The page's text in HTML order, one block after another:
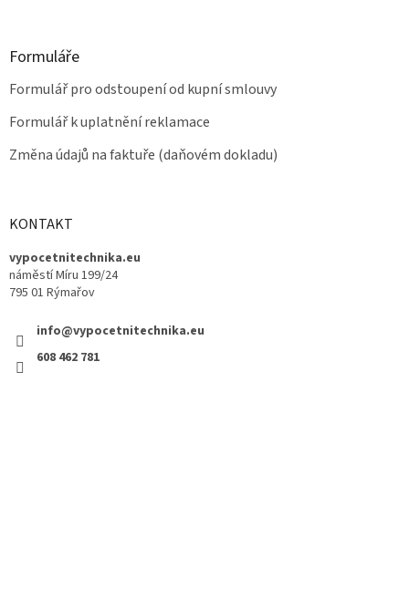
Formuláře
Formulář pro odstoupení od kupní smlouvy
Formulář k uplatnění reklamace
Změna údajů na faktuře (daňovém dokladu)
KONTAKT
vypocetnitechnika.eu
náměstí Míru 199/24
795 01 Rýmařov
info@vypocetnitechnika.eu
608 462 781